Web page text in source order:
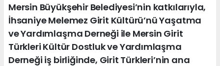
Mersin Büyükşehir Belediyesi’nin katkılarıyla,
İhsaniye Melemez Girit Kültürü’nü Yaşatma
ve Yardımlaşma Derneği ile Mersin Girit
Türkleri Kültür Dostluk ve Yardımlaşma
Derneği iş birliğinde, Girit Türkleri’nin ana